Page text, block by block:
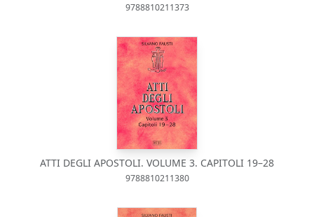
9788810211373
ATTI DEGLI APOSTOLI. VOLUME 3. CAPITOLI 19–28
9788810211380